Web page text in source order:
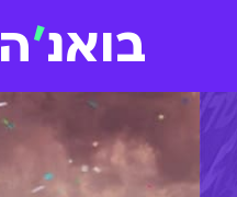
בואנ'ה